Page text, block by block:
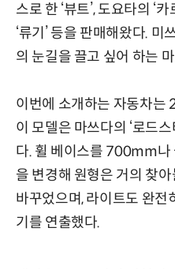
스로 한 ‘뷰트’, 도요타의 ‘
‘류기’ 등을 판매해왔다.
의 눈길을 끌고 싶어 하는
이번에 소개하는 자동차는
이 모델은 마쓰다의 ‘로드
다. 휠 베이스를 700mm나
을 변경해 원형은 거의 찾
바꾸었으며, 라이트도 완전
기를 연출했다.